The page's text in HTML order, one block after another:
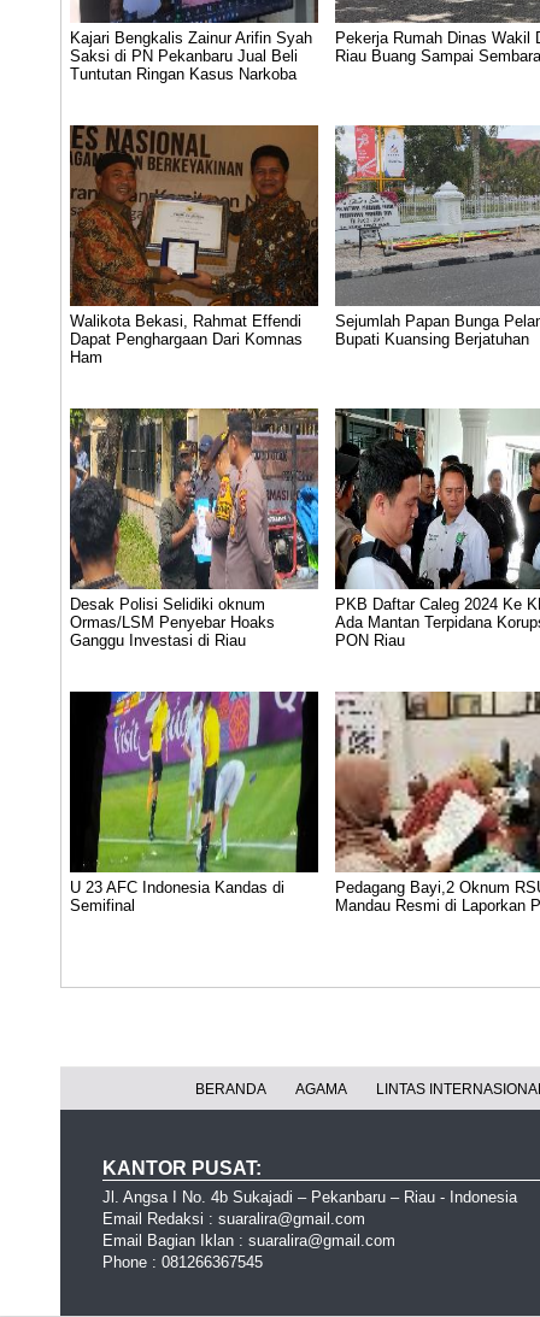
Kajari Bengkalis Zainur Arifin Syah
Saksi di PN Pekanbaru Jual Beli
Tuntutan Ringan Kasus Narkoba
Pekerja Rumah Dinas Wakil
Riau Buang Sampai
Walikota Bekasi, Rahmat Effendi
Dapat Penghargaan Dari Komnas
Ham
Sejumlah Papan Bunga
Bupati Kuansing Berjatuhan
Desak Polisi Selidiki oknum
Ormas/LSM Penyebar Hoaks
Ganggu Investasi di Riau
PKB Daftar Caleg 2024 Ke
Ada Mantan Terpidana
PON Riau
U 23 AFC Indonesia Kandas di
Semifinal
Pedagang Bayi,2 Oknum
Mandau Resmi di Laporkan
BERANDA AGAMA LINTAS
KANTOR PUSAT:
Jl. Angsa I No. 4b Sukajadi – Pekanbaru – Riau - Indonesia
Email Redaksi : suaralira@gmail.com
Email Bagian Iklan : suaralira@gmail.com
Phone : 081266367545